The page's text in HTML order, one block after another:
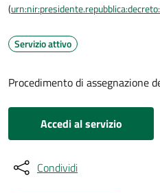
(
Servizio attivo
Procedimento di assegnazione
Accedi al servizio
Condividi